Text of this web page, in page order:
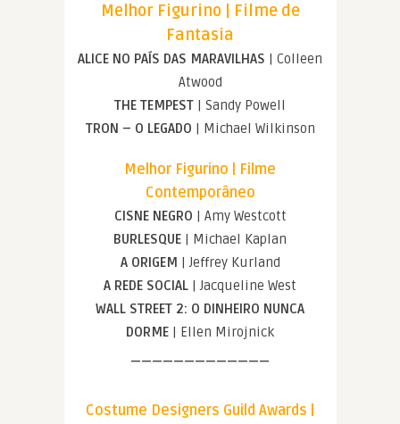
Melhor Figurino | Filme de
Fantasia
ALICE NO PAÍS DAS MARAVILHAS | Colleen
Atwood
THE TEMPEST | Sandy Powell
TRON – O LEGADO | Michael Wilkinson
Melhor Figurino | Filme
Contemporâneo
CISNE NEGRO | Amy Westcott
BURLESQUE | Michael Kaplan
A ORIGEM | Jeffrey Kurland
A REDE SOCIAL | Jacqueline West
WALL STREET 2: O DINHEIRO NUNCA
DORME | Ellen Mirojnick
—————————————
Costume Designers Guild Awards |